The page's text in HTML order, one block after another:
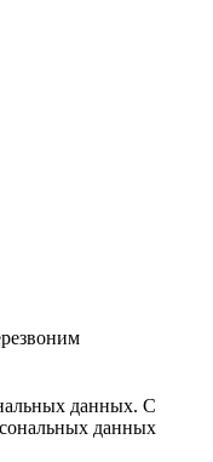
данных. С
данных